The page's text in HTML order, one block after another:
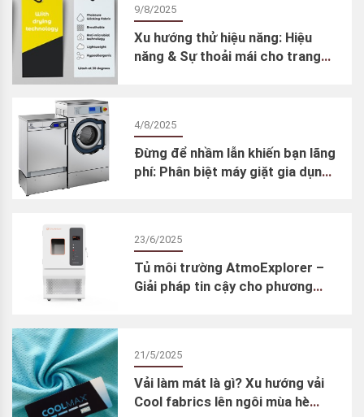
9/8/2025
Xu hướng thử hiệu năng: Hiệu
năng & Sự thoải mái cho trang
4/8/2025
Đừng để nhầm lẫn khiến bạn lãng
phí: Phân biệt máy giặt gia dụng
23/6/2025
Tủ môi trường AtmoExplorer –
Giải pháp tin cậy cho phương
21/5/2025
Vải làm mát là gì? Xu hướng vải
Cool fabrics lên ngôi mùa hè